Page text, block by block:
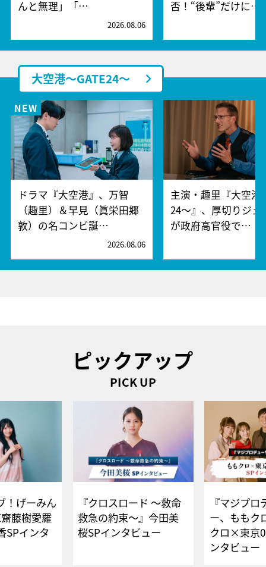
んと無理」「…
2026.08.06
否！“後輩”だけに…
大空港～GATE24～
ドラマ『大空港』、万智
（趣里）＆早見（眞栄田郷
敦）の名コンビ誕…
2026.08.06
主演・趣里『大空港
24～』、厚切りジェ
が政府高官役で…
ピックアップ
PICK UP
！げーみん
藤樹愛羅
SPインタ
『クロスロード ～救命
救急の約束～』今田美
桜SPインタビュー
『マジプロ
ー、ももク
クロ×東京
ンタビュー